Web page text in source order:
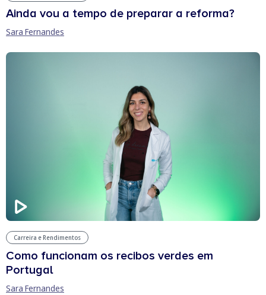
Ainda vou a tempo de preparar a reforma?
Sara Fernandes
Carreira e Rendimentos
Como funcionam os recibos verdes em
Portugal
Sara Fernandes